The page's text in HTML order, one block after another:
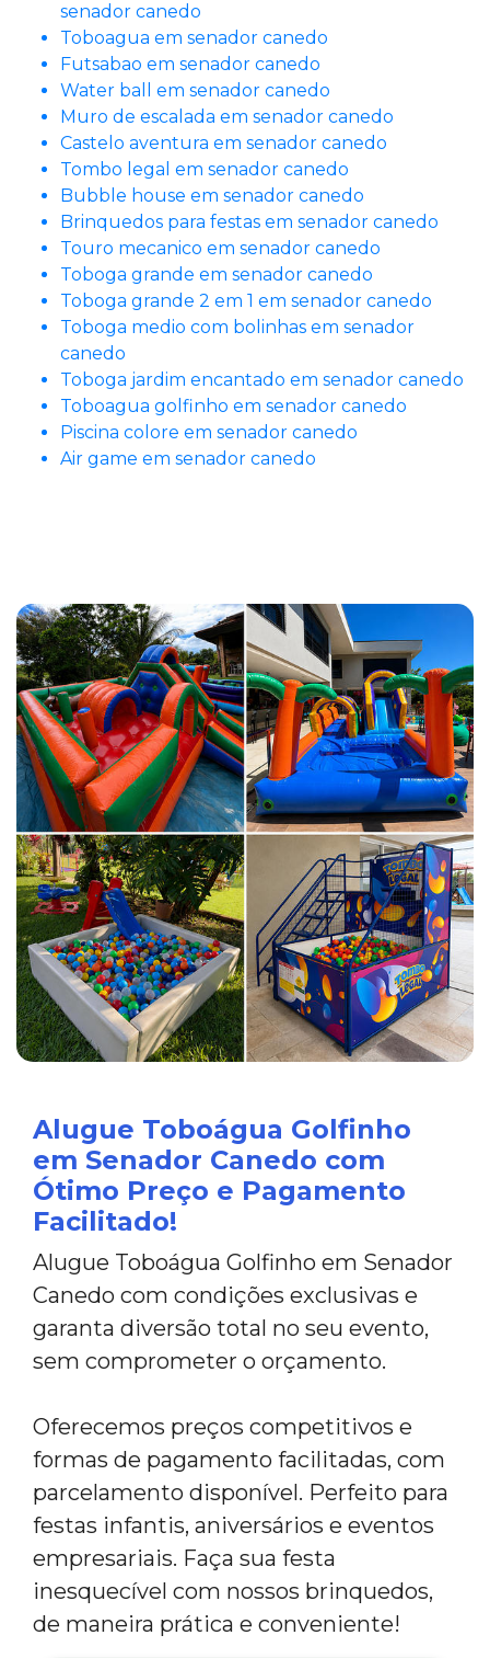
senador canedo
Toboagua em senador canedo
Futsabao em senador canedo
Water ball em senador canedo
Muro de escalada em senador canedo
Castelo aventura em senador canedo
Tombo legal em senador canedo
Bubble house em senador canedo
Brinquedos para festas em senador canedo
Touro mecanico em senador canedo
Toboga grande em senador canedo
Toboga grande 2 em 1 em senador canedo
Toboga medio com bolinhas em senador
canedo
Toboga jardim encantado em senador canedo
Toboagua golfinho em senador canedo
Piscina colore em senador canedo
Air game em senador canedo
Alugue Toboágua Golfinho
em Senador Canedo com
Ótimo Preço e Pagamento
Facilitado!
Alugue Toboágua Golfinho em Senador
Canedo com condições exclusivas e
garanta diversão total no seu evento,
sem comprometer o orçamento.
Oferecemos preços competitivos e
formas de pagamento facilitadas, com
parcelamento disponível. Perfeito para
festas infantis, aniversários e eventos
empresariais. Faça sua festa
inesquecível com nossos brinquedos,
de maneira prática e conveniente!